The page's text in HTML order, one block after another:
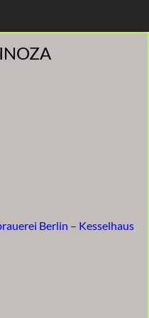
Berlin – Kesselhaus